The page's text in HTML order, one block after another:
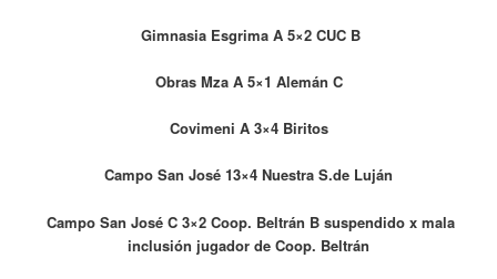
Gimnasia Esgrima A 5×2 CUC B
Obras Mza A 5×1 Alemán C
Covimeni A 3×4 Biritos
Campo San José 13×4 Nuestra S.de Luján
Campo San José C 3×2 Coop. Beltrán B suspendido x mala
inclusión jugador de Coop. Beltrán